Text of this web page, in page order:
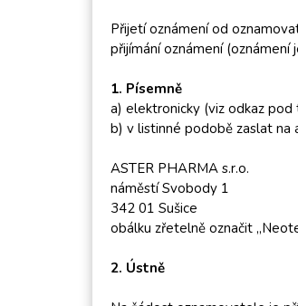
Přijetí oznámení od
přijímání oznámení
1. Písemně
a) elektronicky (viz odkaz
b) v listinné podobě zaslat na
ASTER PHARMA s.r.o.
náměstí Svobody 1
342 01 Sušice
obálku zřetelně označit
2. Ústně